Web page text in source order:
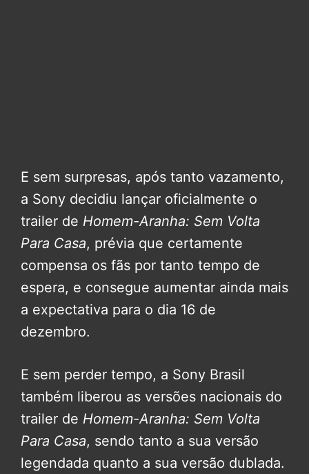
E sem surpresas, após tanto vazamento,
a Sony decidiu lançar oficialmente o
trailer de Homem-Aranha: Sem Volta
Para Casa, prévia que certamente
compensa os fãs por tanto tempo de
espera, e consegue aumentar ainda mais
a expectativa para o dia 16 de
dezembro.
E sem perder tempo, a Sony Brasil
também liberou as versões nacionais do
trailer de Homem-Aranha: Sem Volta
Para Casa, sendo tanto a sua versão
legendada quanto a sua versão dublada.